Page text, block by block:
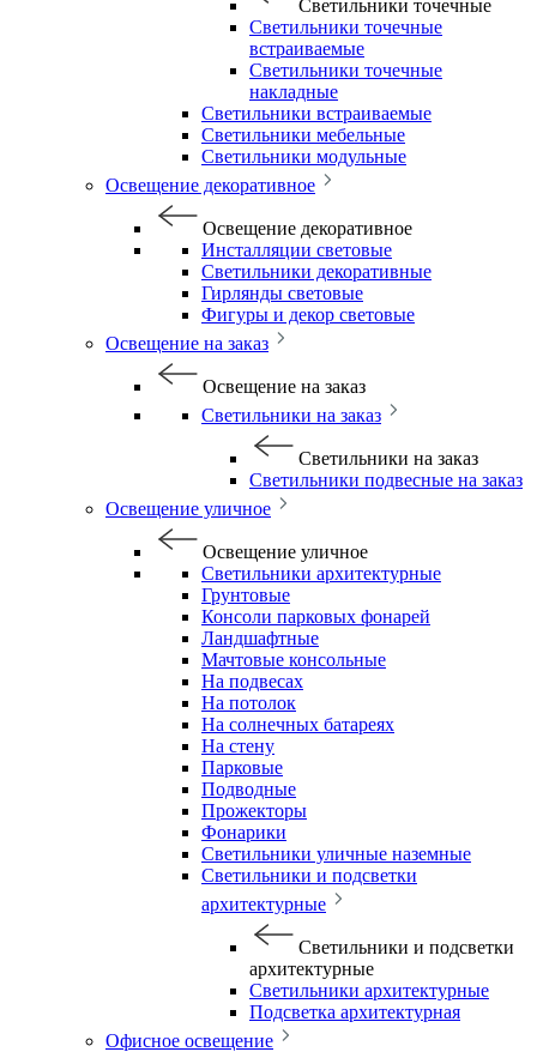
Светильники точечные
Светильники точечные
встраиваемые
Светильники точечные
накладные
Светильники встраиваемые
Светильники мебельные
Светильники модульные
Освещение декоративное
Освещение декоративное
Инсталляции световые
Светильники декоративные
Гирлянды световые
Фигуры и декор световые
Освещение на заказ
Освещение на заказ
Светильники на заказ
Светильники на заказ
Светильники подвесные на заказ
Освещение уличное
Освещение уличное
Светильники архитектурные
Грунтовые
Консоли парковых фонарей
Ландшафтные
Мачтовые консольные
На подвесах
На потолок
На солнечных батареях
На стену
Парковые
Подводные
Прожекторы
Фонарики
Светильники уличные наземные
Светильники и подсветки
архитектурные
Светильники и подсветки
архитектурные
Светильники архитектурные
Подсветка архитектурная
Офисное освещение